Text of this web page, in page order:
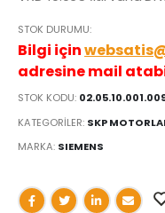
STOK DURUMU:
Bilgi için
adresine mail
STOK KODU:
KATEGORILER: SKP
MARKA: SIEMENS